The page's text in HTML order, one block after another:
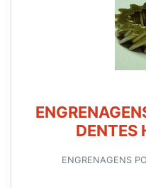
DENTES
ENGRENAGENS